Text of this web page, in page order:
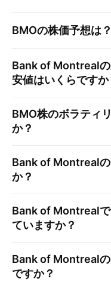
BMOの株価予想は？
Bank of Montreal
安値はいくらですか
BMO株のボラティ
か？
Bank of Montreal
か？
Bank of Montreal
ていますか？
Bank of Montreal
ですか？